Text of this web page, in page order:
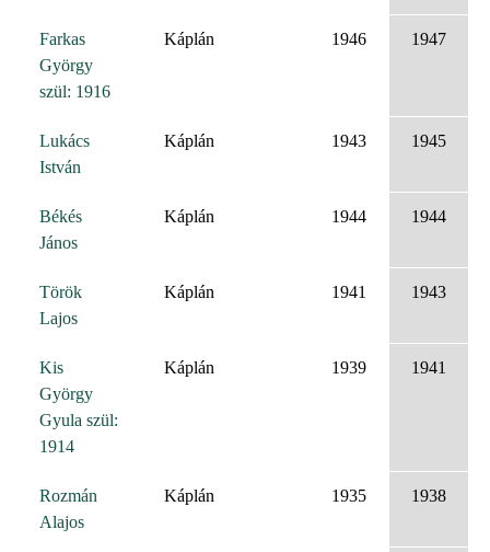
Farkas
György
szül: 1916
Káplán 1946 1947
Lukács
István
Káplán 1943 1945
Békés
János
Káplán 1944 1944
Török
Lajos
Káplán 1941 1943
Kis
György
Gyula szül:
1914
Káplán 1939 1941
Rozmán
Alajos
Káplán 1935 1938